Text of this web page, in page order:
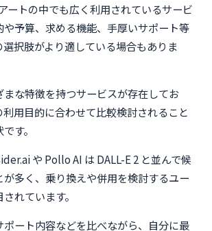
ートの中でも広く利用されているサービ
や予算、求める機能、手厚いサポート等
選択肢がより適している場合もありま
な特徴を持つサービスが存在してお
利用目的に合わせて比較検討されること
す。
や Pollo AI は DALL-E 2 と並んで候
多く、乗り換えや併用を検討するユー
れています。
ート内容などを比べながら、自分に最